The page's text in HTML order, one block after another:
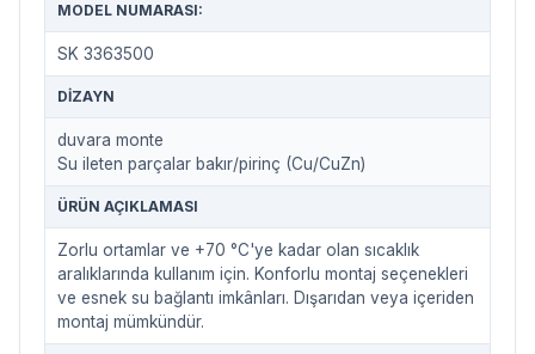
MODEL NUMARASI:
SK 3363500
DIZAYN
duvara monte
Su ileten parçalar bakır/pirinç (Cu/CuZn)
ÜRÜN AÇIKLAMASI
Zorlu ortamlar ve +70 °C'ye kadar olan sıcaklık
aralıklarında kullanım için. Konforlu montaj seçenekleri
ve esnek su bağlantı imkânları. Dışarıdan veya içeriden
montaj mümkündür.